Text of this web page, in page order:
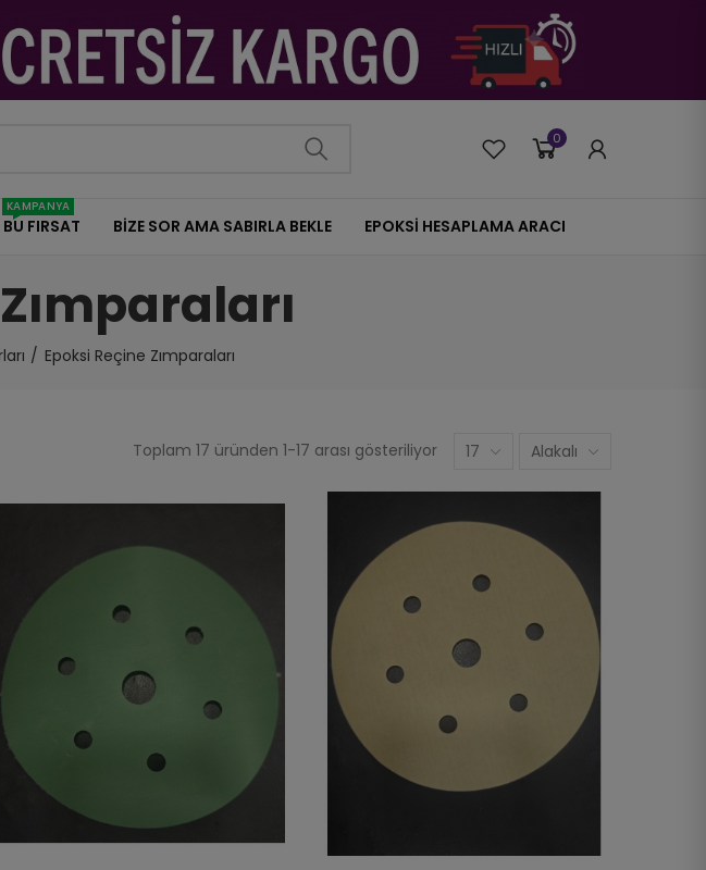
0
FIRSAT
KAMPANYA
BİZE SOR AMA SABIRLA BEKLE EPOKSİ HESAPLAMA ARACI
Epoksi Reçine Zımparaları
Toplam 17 üründen 1-17 arası gösteriliyor 17 Alakalı